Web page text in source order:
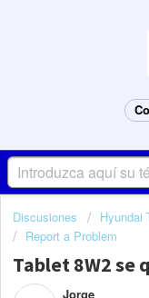
Discusiones
Hyundai
Report a Problem
Tablet 8W2 se
Jorge